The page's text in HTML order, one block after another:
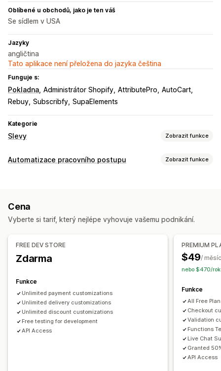
Oblíbené u obchodů, jako je ten váš
Se sídlem v USA
Jazyky
angličtina
Tato aplikace není přeložena do jazyka čeština
Funguje s:
Pokladna Administrátor Shopify AttributePro AutoCart
Rebuy Subscribfy SupaElements
Kategorie
Slevy Zobrazit funkce
Typy slev
Doprava zdarma
Slevy na pokladně Dárky Předplatná Balíčky produktů
Správa slev
Nástroj Editor
Kampaně
Označování štítky
Automatizace pracovního postupu Zobrazit funkce
Cena
Vyberte si tarif, který nejlépe vyhovuje vašemu podnikání.
FREE DEV STORE
Zdarma
Funkce
Unlimited payment customizations
Unlimited delivery customizations
Unlimited discount customizations
Free testing for development
API Access
PREMIUM
$49/ měsíc
nebo $470/
Funkce
All Free
Checkout
Validation
Functions
Live Chat
Granted
API Access